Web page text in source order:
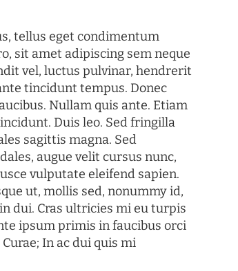
tellus eget condimentum
sit amet adipiscing sem neque
vel, luctus pulvinar, hendrerit
tincidunt tempus. Donec
Nullam quis ante. Etiam
Duis leo. Sed fringilla
sagittis magna. Sed
augue velit cursus nunc,
vulputate eleifend sapien.
ut, mollis sed, nonummy id,
dui. Cras ultricies mi eu turpis
ipsum primis in faucibus orci
In ac dui quis mi